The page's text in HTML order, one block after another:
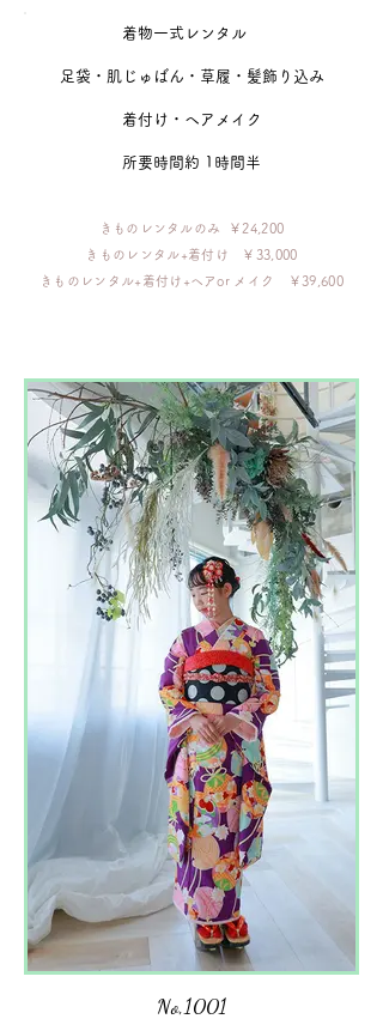
着物一式レンタル
​足袋・肌じゅばん・草履・髪飾り込み
着付け・ヘアメイク
所要時間約 1時間半
きものレンタルのみ ￥24,200
きものレンタル+着付け ￥33,000
​きものレンタル+着付け+ヘアor メイク ￥39,600
No,1001